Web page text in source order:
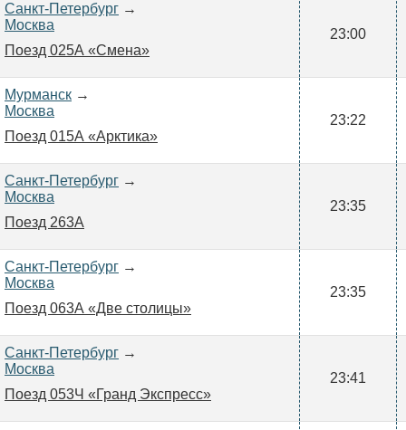
Санкт-Петербург →
Москва
Поезд 025А «Смена»
23:00
Мурманск →
Москва
Поезд 015А «Арктика»
23:22
Санкт-Петербург →
Москва
Поезд 263А
23:35
Санкт-Петербург →
Москва
Поезд 063А «Две столицы»
23:35
Санкт-Петербург →
Москва
Поезд 053Ч «Гранд Экспресс»
23:41